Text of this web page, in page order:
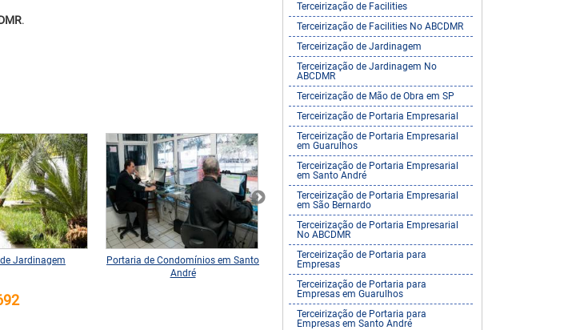
.
Jardinagem
Portaria de Condomínios em Santo
André
Terceirização de Portaria para
Empresas em São Bernardo
Terceirização de Facilities
Terceirização de Facilities No ABCDMR
Terceirização de Jardinagem
Terceirização de Jardinagem No
ABCDMR
Terceirização de Mão de Obra em SP
Terceirização de Portaria Empresarial
Terceirização de Portaria Empresarial
em Guarulhos
Terceirização de Portaria Empresarial
em Santo André
Terceirização de Portaria Empresarial
em São Bernardo
Terceirização de Portaria Empresarial
No ABCDMR
Terceirização de Portaria para
Empresas
Terceirização de Portaria para
Empresas em Guarulhos
Terceirização de Portaria para
Empresas em Santo André